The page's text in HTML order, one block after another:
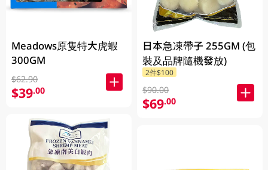
Meadows原隻特大虎蝦
300GM
$62.90
$39.00
日本急凍帶子 255GM (包
裝及品牌隨機發放)
2件$100
$90.00
$69.00